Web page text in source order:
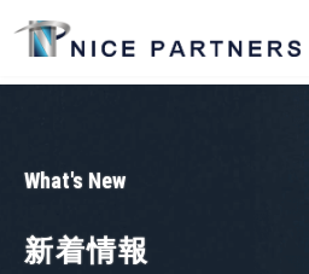
What's New
新着情報